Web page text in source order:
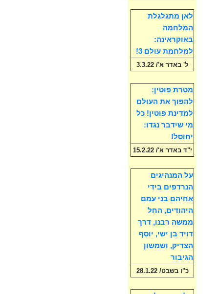
לאן מתגלגלת
המלחמה
באוקראינה:
למלחמת עולם 3!
ל' באדר א'/ 3.3.22
מטרת פוטין:
להפוך את העולם
למדינת פוטין! כל
מי שידבר נגדו:
יחוסל!
י"ד באדר א'/ 15.2.22
על המנהיגים
הנרדפים בידי
אחיהם בני עמם
היהודים, החל
ממשה רבנו, דרך
דויד בן ישי, יוסף
הצדיק, ושמשון
הגיבור
כ"ו בשבט/ 28.1.22